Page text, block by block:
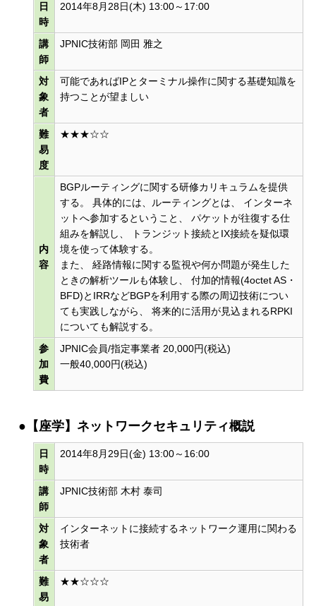
日
時
2014年8月28日(木) 13:00～17:00
講
師
JPNIC技術部 岡田 雅之
対
象
者
可能であればIPとターミナル操作に関する基礎知識を
持つことが望ましい
難
易
度
★★★☆☆
内
容
BGPルーティングに関する研修カリキュラムを提供
する。 具体的には、ルーティングとは、 インターネ
ットへ参加するということ、 パケットが往復する仕
組みを解説し、 トランジット接続とIX接続を疑似環
境を使って体験する。
また、 経路情報に関する監視や何か問題が発生した
ときの解析ツールも体験し、 付加的情報(4octet AS・
BFD)とIRRなどBGPを利用する際の周辺技術につい
ても実践しながら、 将来的に活用が見込まれるRPKI
についても解説する。
参
加
費
JPNIC会員/指定事業者 20,000円(税込)
一般40,000円(税込)
●【座学】ネットワークセキュリティ概説
日
時
2014年8月29日(金) 13:00～16:00
講
師
JPNIC技術部 木村 泰司
対
象
者
インターネットに接続するネットワーク運用に関わる
技術者
難
易
★★☆☆☆